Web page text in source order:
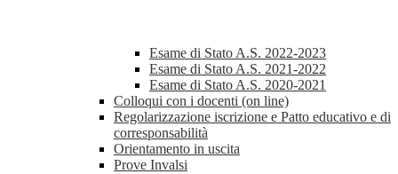
Esame di Stato A.S. 2022-2023
Esame di Stato A.S. 2021-2022
Esame di Stato A.S. 2020-2021
Colloqui con i docenti (on line)
Regolarizzazione iscrizione e Patto educativo e di
corresponsabilità
Orientamento in uscita
Prove Invalsi